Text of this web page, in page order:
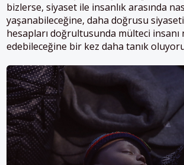
bizlerse, siyaset ile insanlık arasında
yaşanabileceğine, daha doğrusu
hesapları doğrultusunda mülteci insanı
edebileceğine bir kez daha tanık